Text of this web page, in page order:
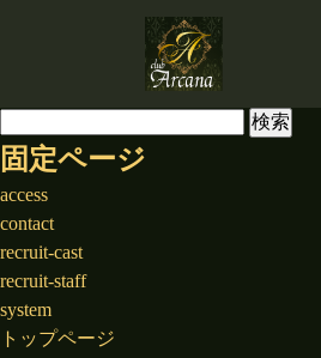
索:
固定ページ
access
contact
recruit-cast
recruit-staff
system
トップページ